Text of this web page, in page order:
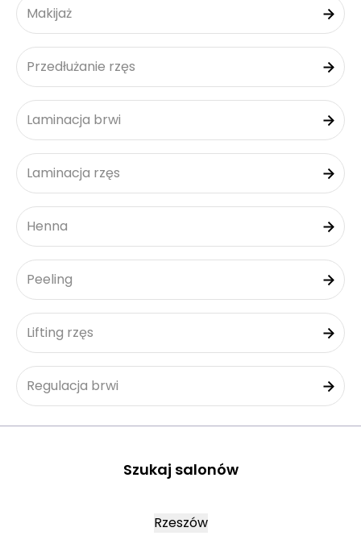
Makijaż
Przedłużanie rzęs
Laminacja brwi
Laminacja rzęs
Henna
Peeling
Lifting rzęs
Regulacja brwi
Szukaj salonów
Rzeszów